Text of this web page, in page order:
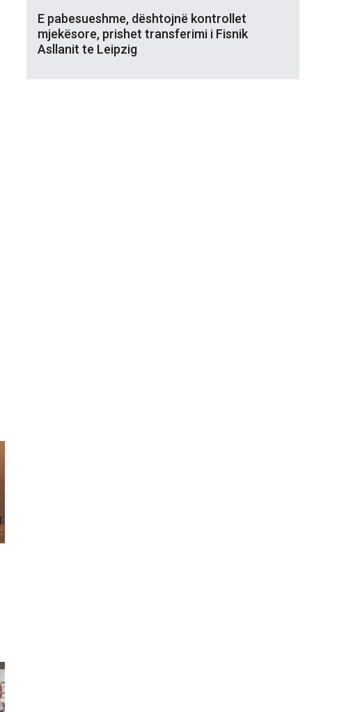
E pabesueshme, dështojnë kontrollet
mjekësore, prishet transferimi i Fisnik
Asllanit te Leipzig